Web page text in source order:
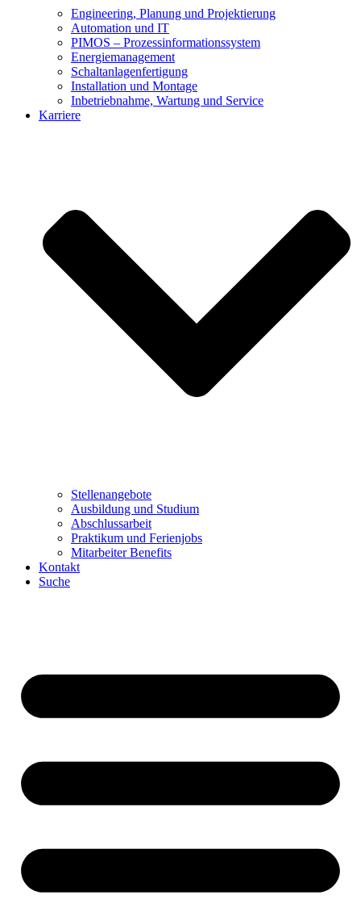
Engineering, Planung und Projektierung
Automation und IT
PIMOS – Prozessinformationssystem
Energiemanagement
Schaltanlagenfertigung
Installation und Montage
Inbetriebnahme, Wartung und Service
Karriere
Stellenangebote
Ausbildung und Studium
Abschlussarbeit
Praktikum und Ferienjobs
Mitarbeiter Benefits
Kontakt
Suche